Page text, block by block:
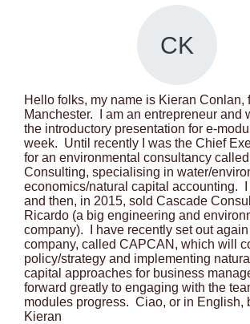
CK
Hello folks, my name is Kieran Conlan,
Manchester. I am an entrepreneur and
the introductory presentation for e-
week. Until recently I was the Chief
for an environmental consultancy
Consulting, specialising in water/
economics/natural capital accounting. I
and then, in 2015, sold Cascade
Ricardo (a big engineering and
company). I have recently set out
company, called CAPCAN, which will
policy/strategy and implementing
capital approaches for business
forward greatly to engaging with the
modules progress. Ciao, or in English,
Kieran